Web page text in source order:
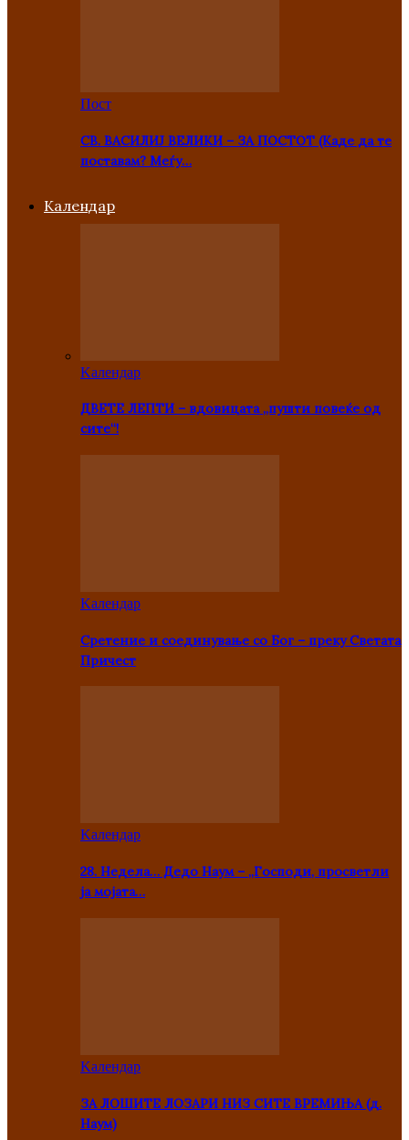
Пост
СВ. ВАСИЛИЈ ВЕЛИКИ – ЗА ПОСТОТ (Каде да те
поставам? Меѓу…
Kалендар
Kалендар
ДВЕТЕ ЛЕПТИ – вдовицата „пушти повеќе од
сите“!
Kалендар
Сретение и соединување со Бог – преку Светата
Причест
Kалендар
28. Недела… Дедо Наум – „Господи, просветли
ја мојата…
Kалендар
ЗА ЛОШИТЕ ЛОЗАРИ НИЗ СИТЕ ВРЕМИЊА (д.
Наум)